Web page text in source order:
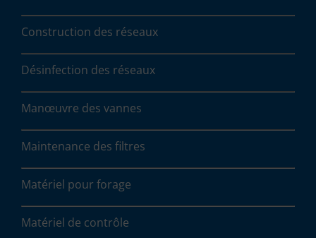
Construction des réseaux
Désinfection des réseaux
Manœuvre des vannes
Maintenance des filtres
Matériel pour forage
Matériel de contrôle